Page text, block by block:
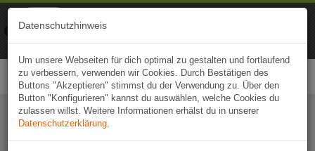
Naviki App jetzt öffnen
Datenschutzhinweis
Um unsere Webseiten für dich optimal zu gestalten und fortlaufend
zu verbessern, verwenden wir Cookies. Durch Bestätigen des
Buttons "Akzeptieren" stimmst du der Verwendung zu. Über den
Button "Konfigurieren" kannst du auswählen, welche Cookies du
zulassen willst. Weitere Informationen erhälst du in unserer
Datenschutzerklärung.
Naviki